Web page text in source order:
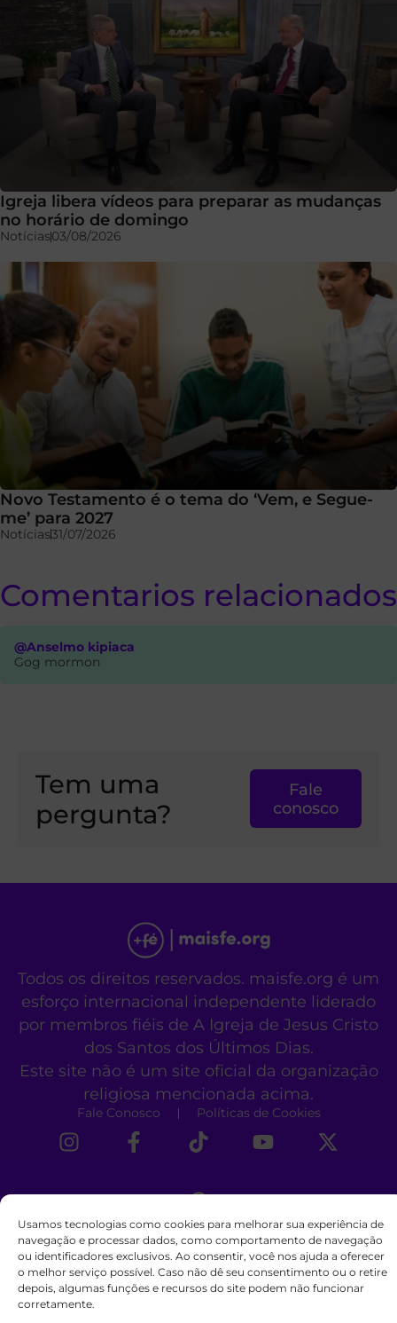
Usamos tecnologias como cookies para melhorar sua experiência de
navegação e processar dados, como comportamento de navegação
ou identificadores exclusivos. Ao consentir, você nos ajuda a oferecer
o melhor serviço possível. Caso não dê seu consentimento ou o retire
depois, algumas funções e recursos do site podem não funcionar
corretamente.
Igreja libera vídeos para preparar as mudanças
no horário de domingo
Notícias03/08/2026
Novo Testamento é o tema do ‘Vem, e Segue-
me’ para 2027
Notícias31/07/2026
Comentarios relacionados
@Anselmo kipiaca
Gog mormon
Tem uma
pergunta?
Fale
conosco
Todos os direitos reservados. maisfe.org é um
esforço internacional independente liderado
por membros fiéis de A Igreja de Jesus Cristo
dos Santos dos Últimos Dias.
Este site não é um site oficial da organização
religiosa mencionada acima.
Fale Conosco Políticas de Cookies